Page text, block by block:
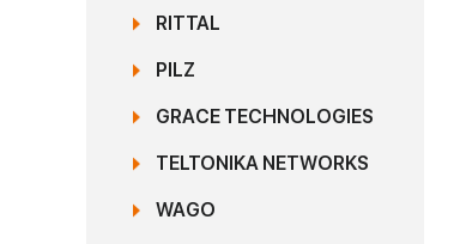
RITTAL
PILZ
GRACE TECHNOLOGIES
TELTONIKA NETWORKS
WAGO